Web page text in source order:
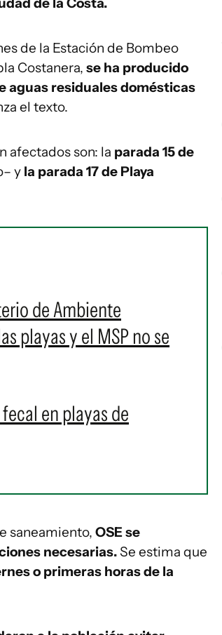
de la Estación de Bombeo
Costanera, se ha producido
aguas residuales domésticas
el texto.
afectados son: la parada 15 de
y la parada 17 de Playa
de Ambiente
playas y el MSP no se
en playas de
saneamiento, OSE se
necesarias. Se estima que
o primeras horas de la